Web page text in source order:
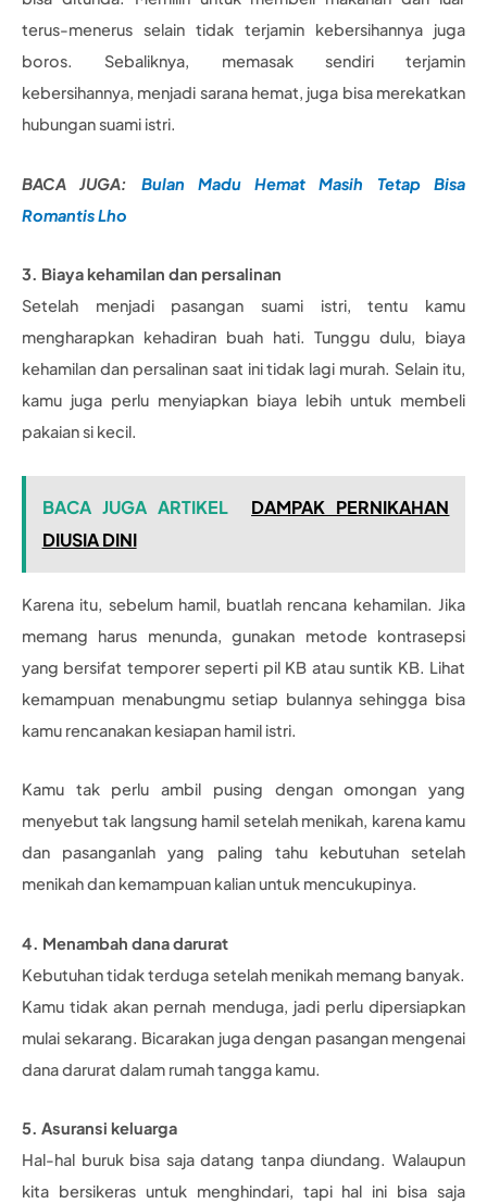
terus-menerus selain tidak terjamin kebersihannya juga
boros. Sebaliknya, memasak sendiri terjamin
kebersihannya, menjadi sarana hemat, juga bisa merekatkan
hubungan suami istri.
BACA JUGA: Bulan Madu Hemat Masih Tetap Bisa
Romantis Lho
3. Biaya kehamilan dan persalinan
Setelah menjadi pasangan suami istri, tentu kamu
mengharapkan kehadiran buah hati. Tunggu dulu, biaya
kehamilan dan persalinan saat ini tidak lagi murah. Selain itu,
kamu juga perlu menyiapkan biaya lebih untuk membeli
pakaian si kecil.
BACA JUGA ARTIKEL
DAMPAK PERNIKAHAN
DIUSIA DINI
Karena itu, sebelum hamil, buatlah rencana kehamilan. Jika
memang harus menunda, gunakan metode kontrasepsi
yang bersifat temporer seperti pil KB atau suntik KB. Lihat
kemampuan menabungmu setiap bulannya sehingga bisa
kamu rencanakan kesiapan hamil istri.
Kamu tak perlu ambil pusing dengan omongan yang
menyebut tak langsung hamil setelah menikah, karena kamu
dan pasanganlah yang paling tahu kebutuhan setelah
menikah dan kemampuan kalian untuk mencukupinya.
4. Menambah dana darurat
Kebutuhan tidak terduga setelah menikah memang banyak.
Kamu tidak akan pernah menduga, jadi perlu dipersiapkan
mulai sekarang. Bicarakan juga dengan pasangan mengenai
dana darurat dalam rumah tangga kamu.
5. Asuransi keluarga
Hal-hal buruk bisa saja datang tanpa diundang. Walaupun
kita bersikeras untuk menghindari, tapi hal ini bisa saja